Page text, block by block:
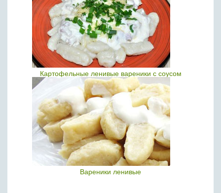
Картофельные ленивые вареники с соусом
Вареники ленивые